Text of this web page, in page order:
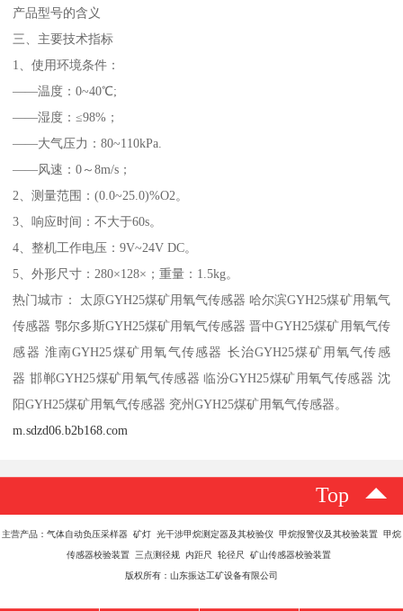
产品型号的含义
三、主要技术指标
1、使用环境条件：
——温度：0~40℃;
——湿度：≤98%；
——大气压力：80~110kPa.
——风速：0～8m/s；
2、测量范围：(0.0~25.0)%O2。
3、响应时间：不大于60s。
4、整机工作电压：9V~24V DC。
5、外形尺寸：280×128×；重量：1.5kg。
热门城市： 太原GYH25煤矿用氧气传感器 哈尔滨GYH25煤矿用氧气
传感器 鄂尔多斯GYH25煤矿用氧气传感器 晋中GYH25煤矿用氧气传
感器 淮南GYH25煤矿用氧气传感器 长治GYH25煤矿用氧气传感
器 邯郸GYH25煤矿用氧气传感器 临汾GYH25煤矿用氧气传感器 沈
阳GYH25煤矿用氧气传感器 兖州GYH25煤矿用氧气传感器。
m.sdzd06.b2b168.com
Top
主营产品：气体自动负压采样器 矿灯 光干涉甲烷测定器及其校验仪 甲烷报警仪及其校验装置 甲烷
传感器校验装置 三点测径规 内距尺 轮径尺 矿山传感器校验装置
版权所有：山东振达工矿设备有限公司